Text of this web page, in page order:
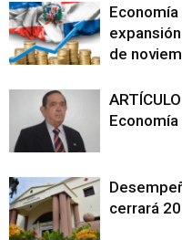
de
cerrará